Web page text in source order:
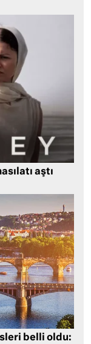
aştı
belli oldu: